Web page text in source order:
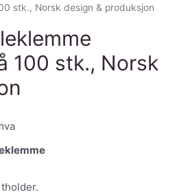
stk., Norsk design & produksjon
100 stk., Norsk